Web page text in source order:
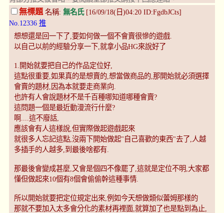
無標題 名稱: 無名氏[16/09/18(日)04:20 ID:FgdbJCts]
No.12336 推
想想還是回一下了,要如何做一個不會賣很慘的遊戲.
以自己以前的經驗分享一下,就拿小品HG來說好了
1.開始就要把自己的作品定位好,
這點很重要,如果真的是想賣的,想當做商品的,那開始就必須選擇
會賣的題材,因為本就要走商業向.
也許有人會說題材不是千百種哪知道哪種會賣?
這問題一個是最近動漫流行什麼?
啊....這不廢話,
應該會有人這樣說,但實際做起遊戲起來
就很多人忘記這點,沒兩下開始做起"自己喜歡的東西"去了,人越
多插手的人越多,到最後啥都有.
那最後會變成甚麼,又會是個四不像罷了,這就是定位不明,大家都
懂但做起來10個有8個會偷偷幹這種事情.
所以開始就要把定位規定出來,例如今天想做類似蕾姆那樣的
那就不要加入太多會分化的素材再裡面,就算加了也是點到為止,